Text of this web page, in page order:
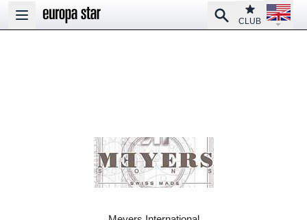
Open main menu
SearchClub
CLUB
Open